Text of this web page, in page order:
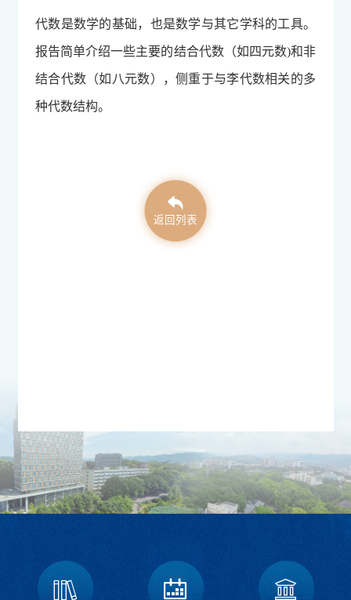
代数是数学的基础，也是数学与其它学科的工具。
报告简单介绍一些主要的结合代数（如四元数)和非
结合代数（如八元数），侧重于与李代数相关的多
种代数结构。
返回列表